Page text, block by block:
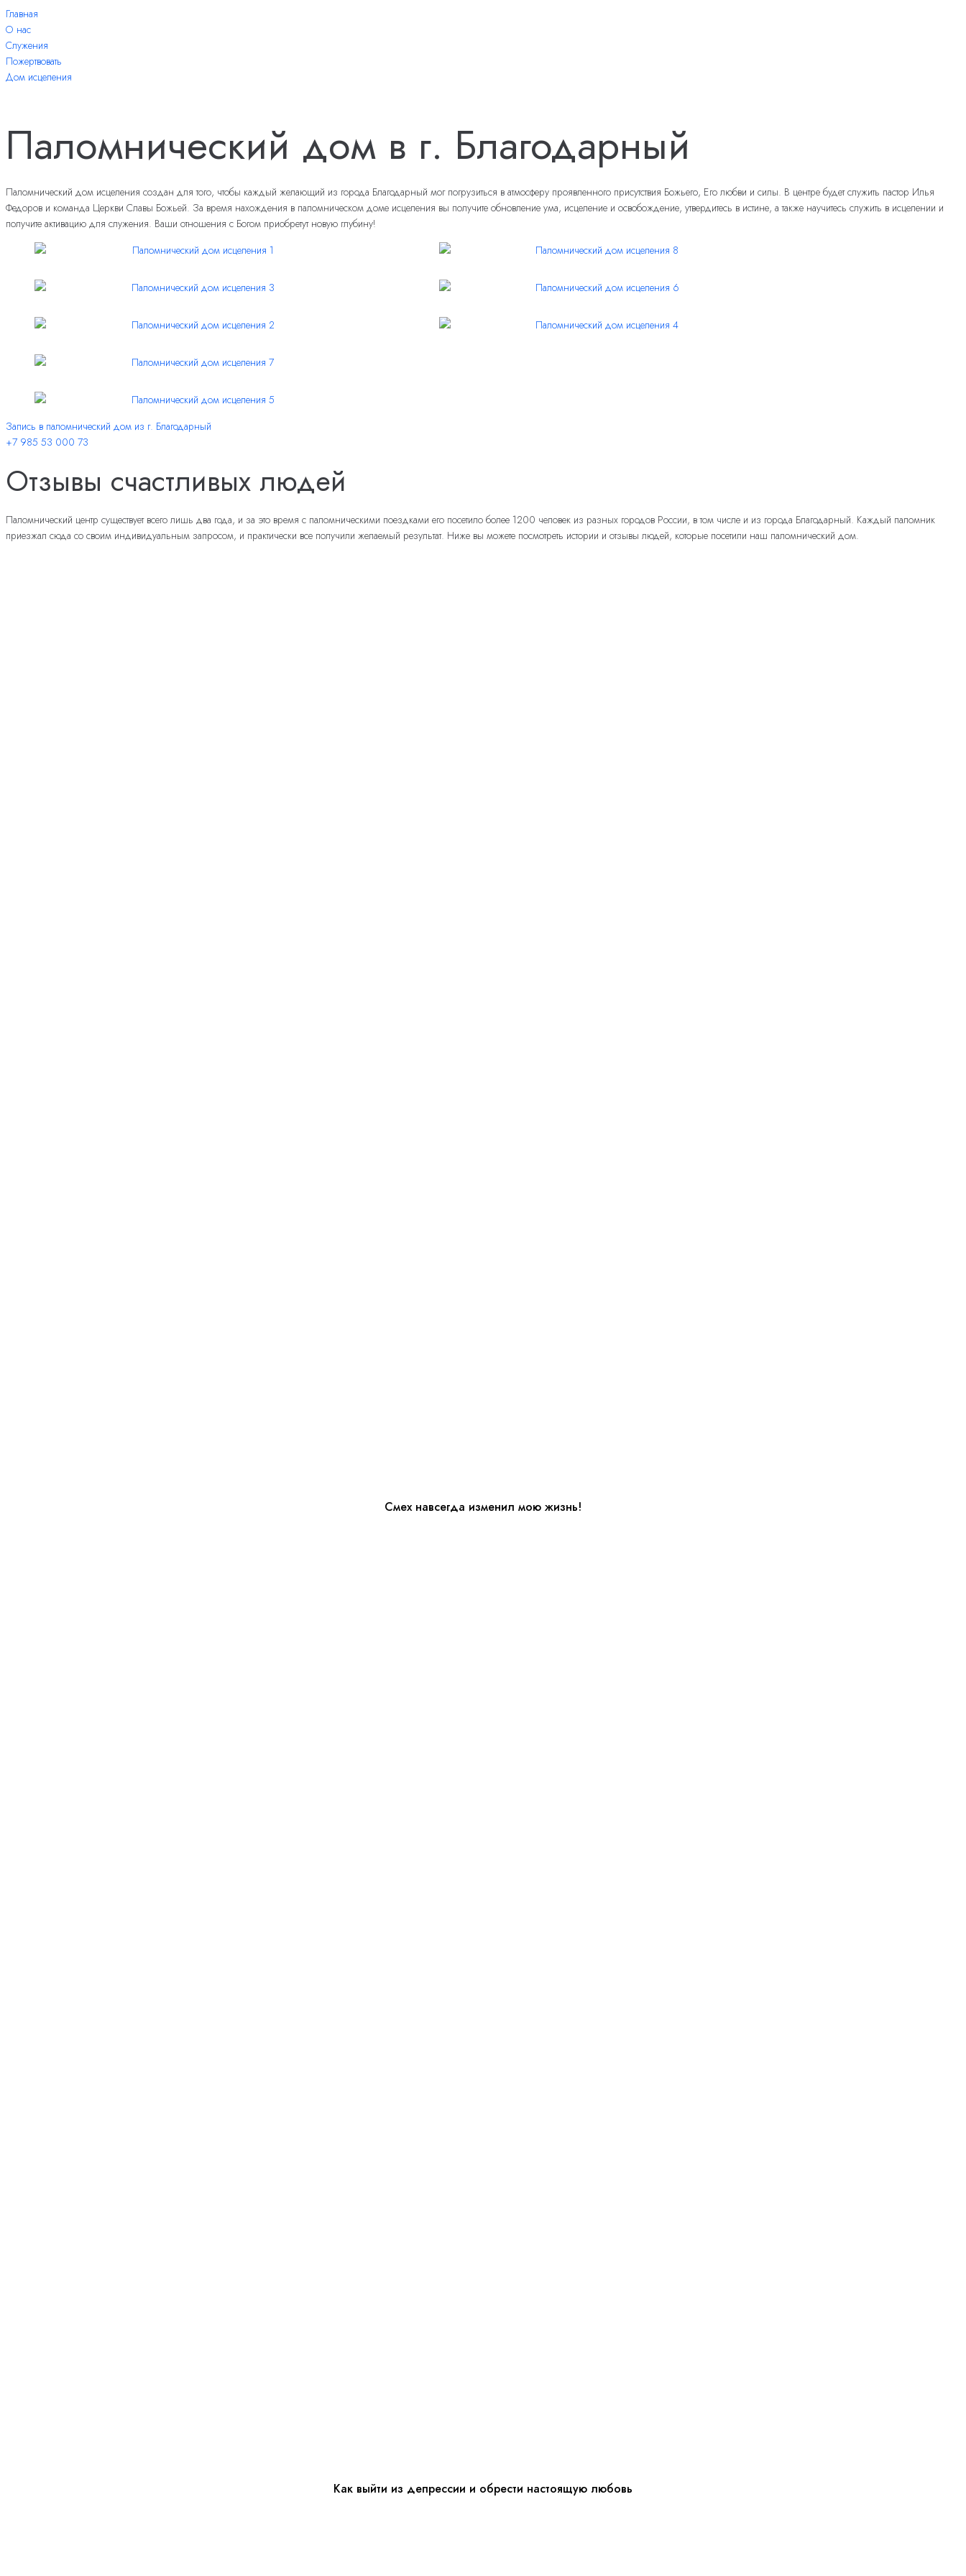
П
е
р
е
й
о
т
е
н
Главная
О нас
Служения
Пожертвовать
Дом исцеления
Паломнический дом в г. Благодарный
Паломнический дом исцеления создан для того, чтобы каждый желающий из города Благодарный мог погрузиться в атмосферу проявленного присутствия Божьего, Его любви и силы. В центре будет служить пастор Илья
Федоров и команда Церкви Славы Божьей. За время нахождения в паломническом доме исцеления вы получите обновление ума, исцеление и освобождение, утвердитесь в истине, а также научитесь служить в исцелении и
получите активацию для служения. Ваши отношения с Богом приобретут новую глубину!
Запись в паломнический дом из г. Благодарный
+7 985 53 000 73
Отзывы счастливых людей
Паломнический центр существует всего лишь два года, и за это время с паломническими поездками его посетило более 1200 человек из разных городов России, в том числе и из города Благодарный. Каждый паломник
приезжал сюда со своим индивидуальным запросом, и практически все получили желаемый результат. Ниже вы можете посмотреть истории и отзывы людей, которые посетили наш паломнический дом.
Смех навсегда изменил мою жизнь!
Как выйти из депрессии и обрести настоящую любовь